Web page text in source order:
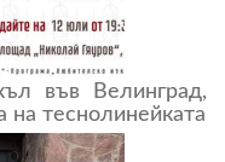
във Велинград,
на теснолинейката